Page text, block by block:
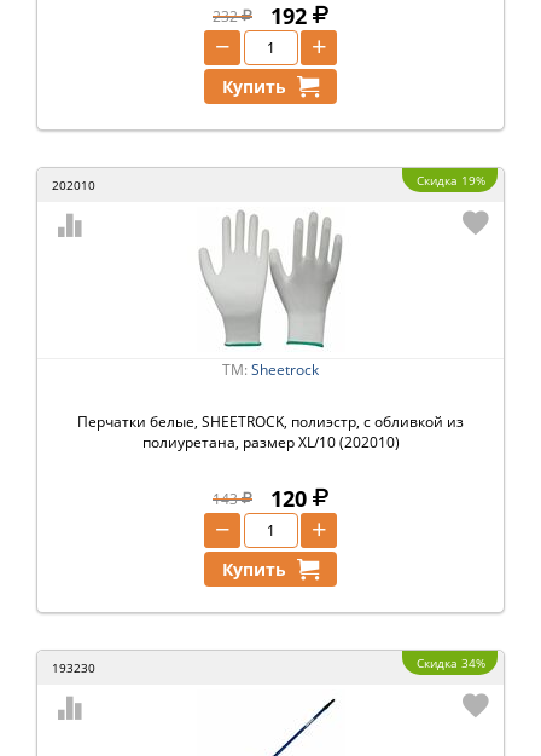
232 192
+
−
Купить
202010 Скидка 19%
ТМ: Sheetrock
Перчатки белые, SHEETROCK, полиэстр, с обливкой из
полиуретана, размер XL/10 (202010)
143 120
+
−
Купить
193230 Скидка 34%